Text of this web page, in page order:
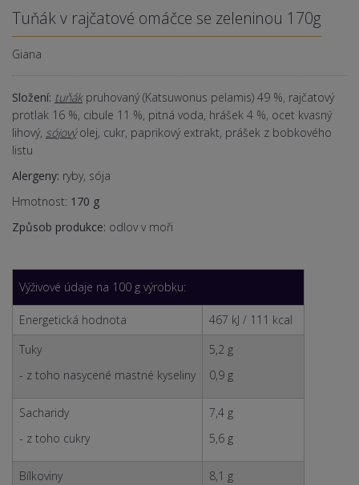
Tuňák v rajčatové omáčce se zeleninou 170g
Giana
Složení: tuňákpruhovaný (Katsuwonus pelamis) 49 %, rajčatový
protlak 16 %, cibule 11 %, pitná voda, hrášek 4 %, ocet kvasný
lihový, sójovýolej, cukr, paprikový extrakt, prášek z bobkového
listu
Alergeny: ryby, sója
Hmotnost: 170 g
Způsob produkce: odlov v moři
Výživové údaje na 100 g výrobku:
Energetická hodnota
467 kJ / 111 kcal
Tuky
- z toho nasycené mastné kyseliny
5,2 g
0,9 g
Sacharidy
- z toho cukry
7,4 g
5,6 g
Bílkoviny
8,1 g